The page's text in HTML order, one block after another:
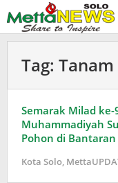
ke
konten
Tag:
Semarak Milad ke-
Muhammadiyah
Pohon di
Kota Solo,